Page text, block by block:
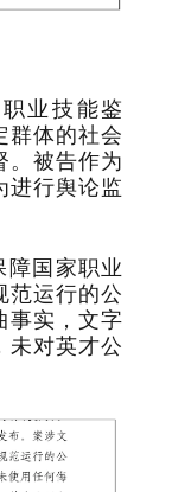
业技能鉴
群体的社会
。被告作为
进行舆论监
障国家职业
范运行的公
事实，文字
未对英才公